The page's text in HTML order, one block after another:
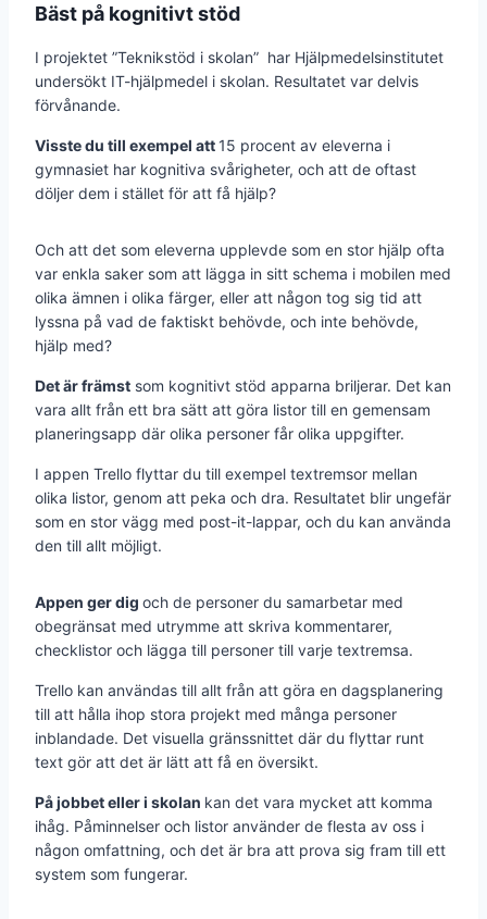
Bäst på kognitivt stöd
I projektet ”Teknikstöd i skolan” har Hjälpmedelsinstitutet
undersökt IT-hjälpmedel i skolan. Resultatet var delvis
förvånande.
Visste du till exempel att 15 procent av eleverna i
gymnasiet har kognitiva svårigheter, och att de oftast
döljer dem i stället för att få hjälp?
Och att det som eleverna upplevde som en stor hjälp ofta
var enkla saker som att lägga in sitt schema i mobilen med
olika ämnen i olika färger, eller att någon tog sig tid att
lyssna på vad de faktiskt behövde, och inte behövde,
hjälp med?
Det är främst som kognitivt stöd apparna briljerar. Det kan
vara allt från ett bra sätt att göra listor till en gemensam
planeringsapp där olika personer får olika uppgifter.
I appen Trello flyttar du till exempel textremsor mellan
olika listor, genom att peka och dra. Resultatet blir ungefär
som en stor vägg med post-it-lappar, och du kan använda
den till allt möjligt.
Appen ger dig och de personer du samarbetar med
obegränsat med utrymme att skriva kommentarer,
checklistor och lägga till personer till varje textremsa.
Trello kan användas till allt från att göra en dagsplanering
till att hålla ihop stora projekt med många personer
inblandade. Det visuella gränssnittet där du flyttar runt
text gör att det är lätt att få en översikt.
På jobbet eller i skolan kan det vara mycket att komma
ihåg. Påminnelser och listor använder de flesta av oss i
någon omfattning, och det är bra att prova sig fram till ett
system som fungerar.